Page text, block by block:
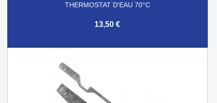
THERMOSTAT D'EAU 70°C
13,50 €